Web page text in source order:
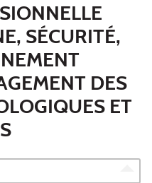
SÉCURITÉ,
DES
ET